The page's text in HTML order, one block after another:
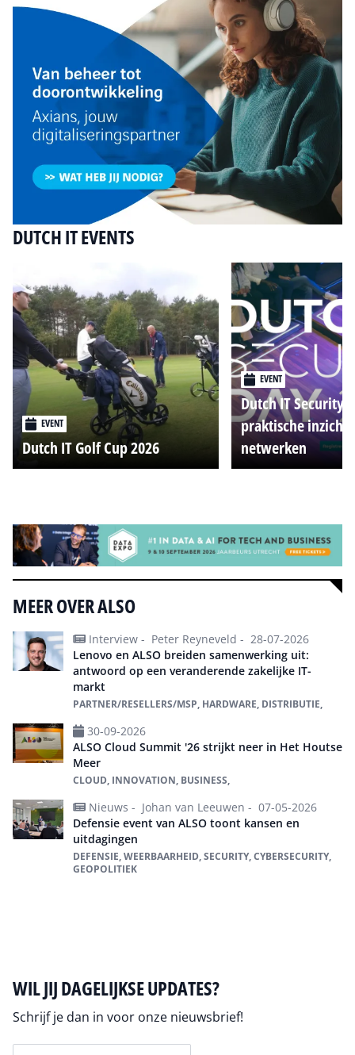
DUTCH IT EVENTS
EVENT
Dutch IT Golf Cup 2026
EVENT
Dutch IT Security
praktische
netwerken
MEER OVER ALSO
Interview - Peter Reyneveld - 28-07-2026
Lenovo en ALSO breiden samenwerking uit:
antwoord op een veranderende zakelijke IT-
markt
PARTNER/RESELLERS/MSP, HARDWARE, DISTRIBUTIE,
30-09-2026
ALSO Cloud Summit '26 strijkt neer in Het Houtse
Meer
CLOUD, INNOVATION, BUSINESS,
Nieuws - Johan van Leeuwen - 07-05-2026
Defensie event van ALSO toont kansen en
uitdagingen
DEFENSIE, WEERBAARHEID, SECURITY, CYBERSECURITY,
GEOPOLITIEK
WIL JIJ DAGELIJKSE UPDATES?
Schrijf je dan in voor onze nieuwsbrief!